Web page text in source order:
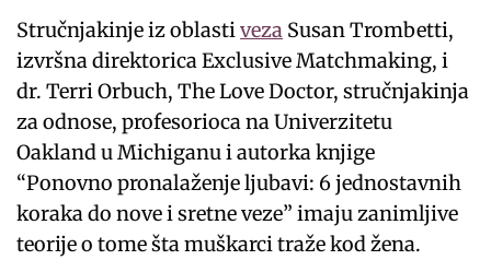
Stručnjakinje iz oblastiveza Susan Trombetti,
izvršna direktorica Exclusive Matchmaking, i
dr. Terri Orbuch, The Love Doctor, stručnjakinja
za odnose, profesorioca na Univerzitetu
Oakland u Michiganu i autorka knjige
“Ponovno pronalaženje ljubavi: 6 jednostavnih
koraka do nove i sretne veze” imaju zanimljive
teorije o tome šta muškarci traže kod žena.